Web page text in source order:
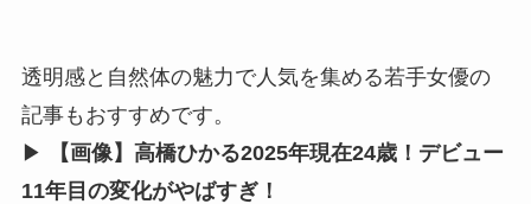
透明感と自然体の魅力で人気を集める若手女優の
記事もおすすめです。
▶︎
【画像】高橋ひかる2025年現在24歳！デビュー
11年目の変化がやばすぎ！